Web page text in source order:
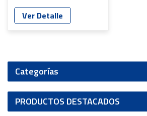
YT-4873
Ver Detalle
Categorías
PRODUCTOS DESTACADOS